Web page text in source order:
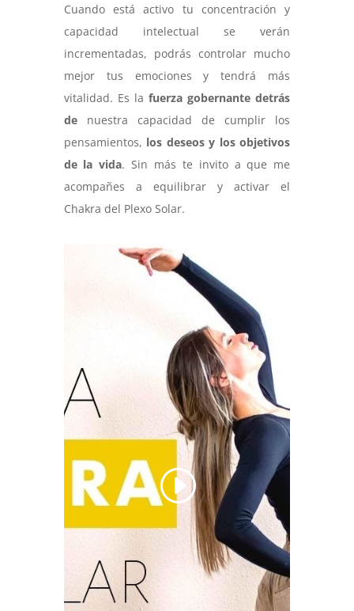
Cuando está activo tu concentración y
capacidad intelectual se verán
incrementadas, podrás controlar mucho
mejor tus emociones y tendrá más
vitalidad. Es lafuerza gobernante detrás
denuestra capacidad de cumplir los
pensamientos, los deseos y los objetivos
de la vida. Sin más te invito a que me
acompañes a equilibrar y activar el
Chakra del Plexo Solar.